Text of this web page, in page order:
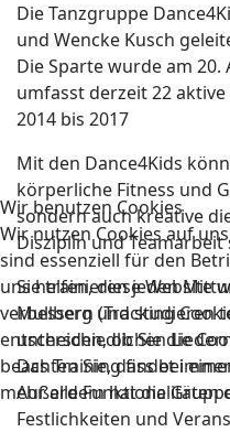
Die Tanzgruppe
und Wencke Kusch
Die Sparte wurde am
umfasst derzeit 22
2014 bis 2017
Mit den Dance4Kids
körperliche Fitness und
sondern auch kreative
Disziplin und Teamarbeit
Sie trainieren jeden
Mullberg und studieren
unterschiedlichen
Das Training findet
Außerdem hat die
Festlichkeiten und
Wir benutzen Cookies
Wir nutzen Cookies auf
sind essenziell für den
uns helfen, diese Website
verbessern (Tracking
entscheiden, ob Sie die
beachten Sie, dass bei
mehr alle Funktionalitäten